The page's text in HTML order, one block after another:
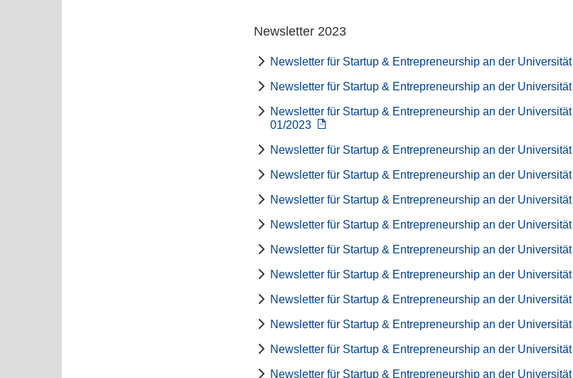
Newsletter 2023
Newsletter für Startup & Entrepreneurship an der
Newsletter für Startup & Entrepreneurship an der
Newsletter für Startup & Entrepreneurship an der
01/2023
Newsletter für Startup & Entrepreneurship an der
Newsletter für Startup & Entrepreneurship an der
Newsletter für Startup & Entrepreneurship an der
Newsletter für Startup & Entrepreneurship an der
Newsletter für Startup & Entrepreneurship an der
Newsletter für Startup & Entrepreneurship an der
Newsletter für Startup & Entrepreneurship an der
Newsletter für Startup & Entrepreneurship an der
Newsletter für Startup & Entrepreneurship an der
Newsletter für Startup & Entrepreneurship an der